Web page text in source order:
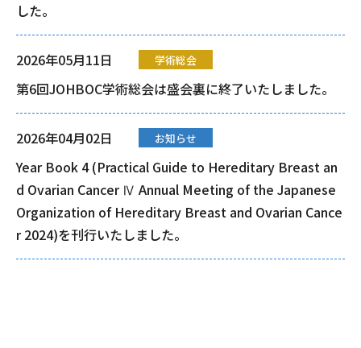
した。
2026年05月11日 学術総会
第6回JOHBOC学術総会は盛会裏に終了いたしました。
2026年04月02日 お知らせ
Year Book 4 (Practical Guide to Hereditary Breast an
d Ovarian Cancer Ⅳ Annual Meeting of the Japanese
Organization of Hereditary Breast and Ovarian Cance
r 2024)を刊行いたしました。